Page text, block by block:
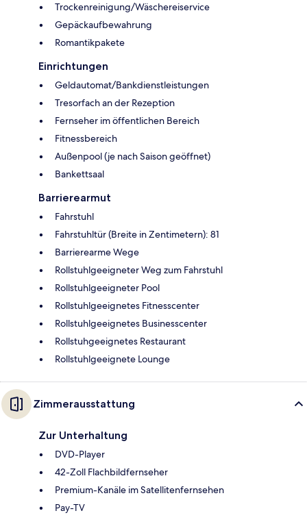
Trockenreinigung/Wäschereiservice
Gepäckaufbewahrung
Romantikpakete
Einrichtungen
Geldautomat/Bankdienstleistungen
Tresorfach an der Rezeption
Fernseher im öffentlichen Bereich
Fitnessbereich
Außenpool (je nach Saison geöffnet)
Bankettsaal
Barrierearmut
Fahrstuhl
Fahrstuhltür (Breite in Zentimetern): 81
Barrierearme Wege
Rollstuhlgeeigneter Weg zum Fahrstuhl
Rollstuhlgeeigneter Pool
Rollstuhlgeeignetes Fitnesscenter
Rollstuhlgeeignetes Businesscenter
Rollstuhgeeignetes Restaurant
Rollstuhlgeeignete Lounge
Zimmerausstattung
Zur Unterhaltung
DVD-Player
42-Zoll Flachbildfernseher
Premium-Kanäle im Satellitenfernsehen
Pay-TV